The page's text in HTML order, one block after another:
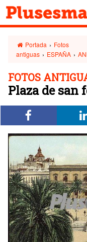
Portada › Fotos
antiguas › ESPAÑA ›
FOTOS
Plaza de san